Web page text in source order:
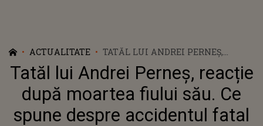
ACTUALITATE
TATĂL LUI ANDREI PERNEŞ,
REACȚIE DUPĂ MOARTEA FIULUI
SĂU. CE SPUNE DESPRE
ACCIDENTUL FATAL
Tatăl lui Andrei Perneş, reacție
după moartea fiului său. Ce
spune despre accidentul fatal